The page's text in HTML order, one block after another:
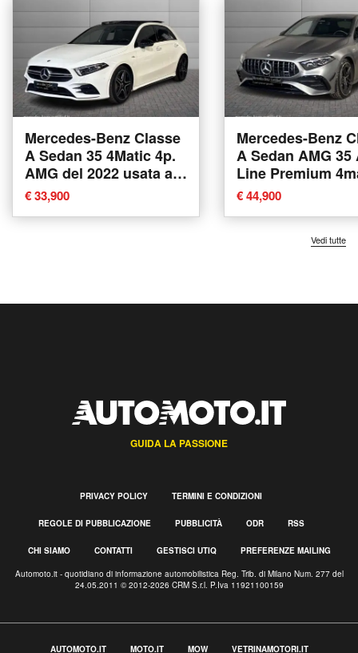
Mercedes-Benz Classe
A Sedan 35 4Matic 4p.
AMG del 2022 usata a
Bologna
€ 33,900
Mercedes-Benz
A Sedan AMG 35
Line Premium
auto del 2024
Bologna
€ 44,900
Vedi tutte
GUIDA LA PASSIONE
PRIVACY POLICY TERMINI E CONDIZIONI
REGOLE DI PUBBLICAZIONE PUBBLICITÀ ODR RSS
CHI SIAMO CONTATTI GESTISCI UTIQ PREFERENZE MAILING
Automoto.it - quotidiano di informazione automobilistica Reg. Trib. di Milano Num. 277 del
24.05.2011 © 2012-2026 CRM S.r.l. P.Iva 11921100159
AUTOMOTO.IT MOTO.IT MOW VETRINAMOTORI.IT